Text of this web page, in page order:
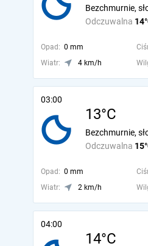
Odczuwalna
Bezchmurnie,
Opad: 0 mm
Wiatr:
4 km/h
03:00
13°C
Odczuwalna
Bezchmurnie,
Opad: 0 mm
Wiatr:
2 km/h
04:00
14°C